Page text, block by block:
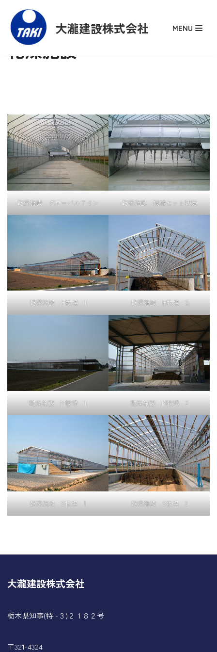
コ
ン
ン
ッ
プ
大瀧建設株式会社 MENU
乾燥施設
乾燥施設 グローバルワイン 乾燥施設 機械セット状況
乾燥施設 H牧場 1 乾燥施設 H牧場 2
乾燥施設 M牧場 1 乾燥施設 M牧場 2
乾燥施設 S牧場 1 乾燥施設 S牧場 2
大瀧建設株式会社
栃木県知事(特 -３)２１８２号
〒321-4324